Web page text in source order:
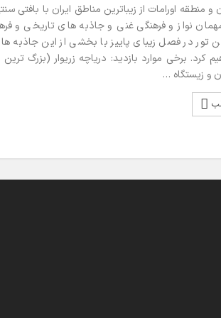
منطقه اورامات از زیباترین مناطق ایران با بافتی
نواز و فرهنگی غنی و جاذبه های تاریخی و
تور در فصل زیبای پاییز با بخشی از این جاذبه
کرد. برخی موارد بازدید: دریاچه زریوار (بزرگ
و زیستگاه …